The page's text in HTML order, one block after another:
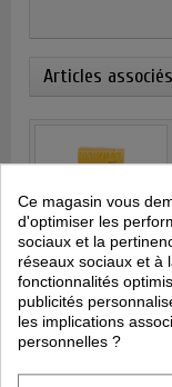
Articles associés
Ce magasin vous
d'optimiser les
sociaux et la
réseaux sociaux et à
fonctionnalités
publicités
les implications
personnelles ?